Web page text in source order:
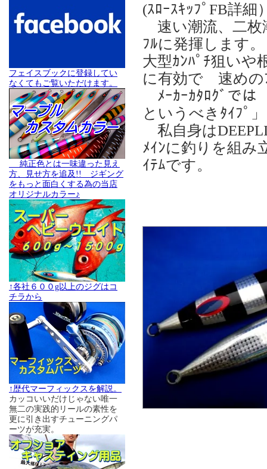
フェイスブックに登録してい
なくてもご覧いただけます。
純正色とは一味違った見え
方、見せ方を追及!! ジギング
をもっと面白くする為の当店
オリジナルカラー♪
↑各社６００g以上のジグはコ
チラから
↑歴代マーフィックスを解説。
カッコいいだけじゃない唯一
無二の実践的リールの素性を
更に引き出すチューニングパ
ーツが充実。
(ｽﾛｰｽｷｯﾌﾟFB詳細
速い潮流、二枚
ﾌﾙに発揮します。
大型ｶﾝﾊﾟﾁ狙いや
に有効で 速めの
ﾒｰｶｰｶﾀﾛｸﾞでは
というべきﾀｲﾌﾟ
私自身は
ﾒｲﾝに釣りを組み
ｲﾃﾑです。